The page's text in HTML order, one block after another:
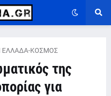
ΚΟΣΜΟΣ
της
για